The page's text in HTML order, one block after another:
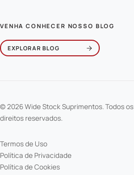
VENHA CONHECER NOSSO BLOG
EXPLORAR BLOG
© 2026 Wide Stock Suprimentos. Todos os
direitos reservados.
Termos de Uso
Política de Privacidade
Política de Cookies